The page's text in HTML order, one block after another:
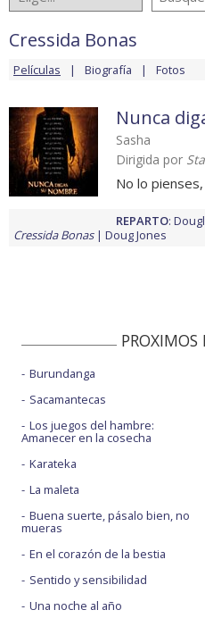
Cressida Bonas
Películas Biografía Fotos
Nunca
Sasha
Dirigida por
No lo
REPARTO:
Cressida Bonas
Doug Jones
PROXIMOS
Burundanga
Sacamantecas
Los juegos del hambre:
Amanecer en la cosecha
Karateka
La maleta
Buena suerte, pásalo bien, no
mueras
En el corazón de la bestia
Sentido y sensibilidad
Una noche al año